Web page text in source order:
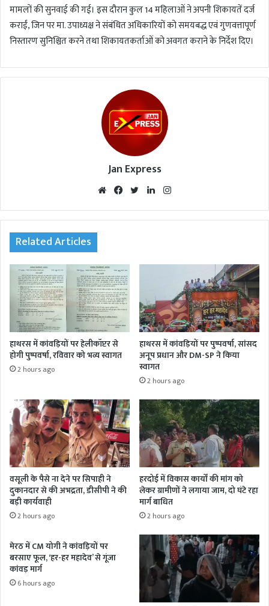
मामलों की सुनवाई की गई। इस दौरान कुल 14 महिलाओं ने अपनी शिकायतें दर्ज
कराईं, जिन पर मा. उपाध्यक्ष ने संबंधित अधिकारियों को समयबद्ध एवं गुणवत्तापूर्ण
निस्तारण सुनिश्चित करने तथा शिकायतकर्ताओं को अवगत कराने के निर्देश दिए।
Jan Express
We
te
Fac
oo
Twi
r
Lin
In am
Related Articles
हाथरस में कांवड़ियों पर हेलीकॉप्टर से
होगी पुष्पवर्षा, रविवार को भव्य स्वागत
2 hours ago
हाथरस में कांवड़ियों पर पुष्पवर्षा, सांसद
अनूप प्रधान और DM-SP ने किया
स्वागत
2 hours ago
वसूली के पैसे ना देने पर सिपाही ने
दुकानदार से की अभद्रता, डीसीपी ने की
बड़ी कार्यवाही
2 hours ago
हरदोई में विकास कार्यों की मांग को
लेकर ग्रामीणों ने लगाया जाम, दो घंटे रहा
मार्ग बाधित
2 hours ago
मेरठ में CM योगी ने कांवड़ियों पर
बरसाए फूल, ‘हर-हर महादेव’ से गूंजा
कांवड़ मार्ग
6 hours ago